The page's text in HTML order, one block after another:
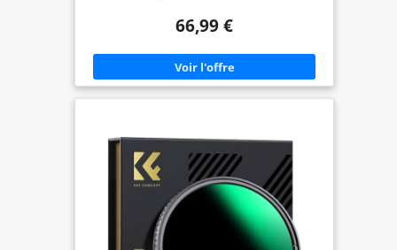
d'emballage différentes (anciennes ou nouvelles)
variable réduit la luminosité d'1 à 9 diaphragmes.
Le filtre ND agrandit l’ouverture pour une
profondeur de champ réduite. Il permet de
pratiquer une durée d'exposition plus longue, et
dans l'eau en mouvement tels que les cascades, les
rivières et les vagues. En verre optique japonais
haut de gamme, avec un nano-revêtement de 28
couches qui équilibre les couleurs, réduit les
reflets parasites et protège l'objectif des eaux et
des rayures. Impossible de mettre une
protection/capot en même taille. ( On doit utiliser
ce filtre avec un bouchon de plus grande taille de
66,99 €